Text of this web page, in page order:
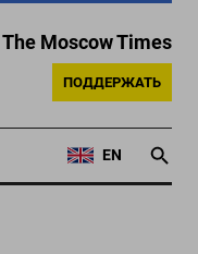
Moscow Times
ПОДДЕРЖАТЬ
EN